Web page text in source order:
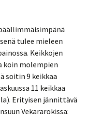
tulee mieleen
Keikkojen
koin molempien
soitin 9 keikkaa
11 keikkaa
Erityisen jännittävä
Vekararokissa: